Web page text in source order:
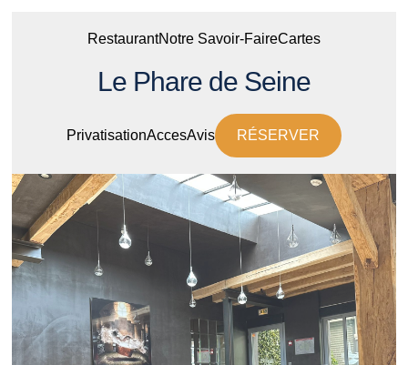
RestaurantNotre Savoir-FaireCartes
Le Phare de Seine
PrivatisationAccesAvis RÉSERVER